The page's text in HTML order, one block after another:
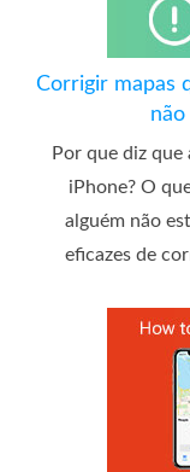
Corrigir mapas
Por que diz que
iPhone? O
alguém não
eficazes de